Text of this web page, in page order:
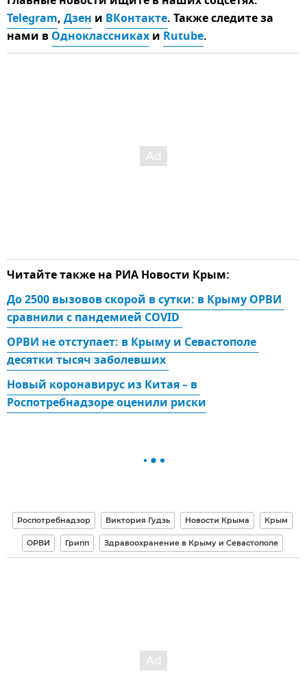
Telegram,Дзен и ВКонтакте. Также следите за
нами вОдноклассникахи Rutube.
Читайте также на РИА Новости Крым:
До 2500 вызовов скорой в сутки: в Крыму ОРВИ
сравнили с пандемией COVID
ОРВИ не отступает: в Крыму и Севастополе
десятки тысяч заболевших
Новый коронавирус из Китая – в
Роспотребнадзоре оценили риски
Роспотребнадзор Виктория Гудзь Новости Крыма Крым
ОРВИ Грипп Здравоохранение в Крыму и Севастополе